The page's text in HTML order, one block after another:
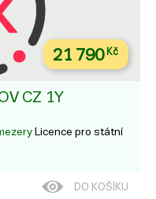
21 790Kč
CZ 1Y
Licence pro státní
DO KOŠÍKU